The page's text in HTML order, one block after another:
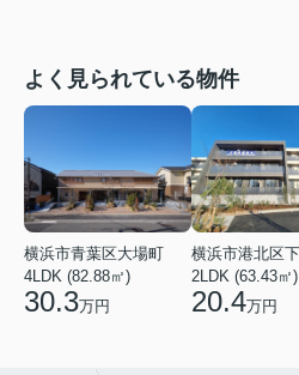
よく見られている物件
横浜市青葉区大場町
4LDK (82.88㎡)
30.3万円
2LDK (63.43㎡)
20.4万円